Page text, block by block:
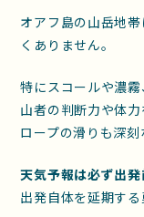
オアフ島の山岳地
くありません。
特にスコールや濃
山者の判断力や体
ロープの滑りも深刻
天気予報は必ず出
出発自体を延期する